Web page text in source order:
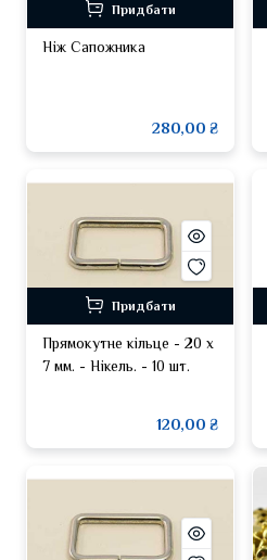
Придбати
Ніж Сапожника
280,00 ₴
Придбати
Прямокутне кільце - 20 х
7 мм. - Нікель. - 10 шт.
120,00 ₴